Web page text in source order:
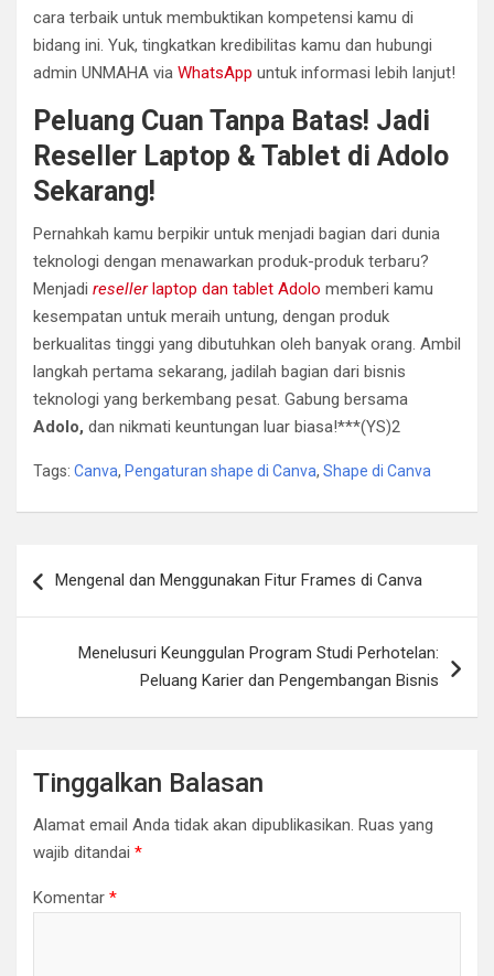
cara terbaik untuk membuktikan kompetensi kamu di
bidang ini. Yuk, tingkatkan kredibilitas kamu dan hubungi
admin UNMAHA via WhatsApp untuk informasi lebih lanjut!
Peluang Cuan Tanpa Batas! Jadi
Reseller Laptop & Tablet di Adolo
Sekarang!
Pernahkah kamu berpikir untuk menjadi bagian dari dunia
teknologi dengan menawarkan produk-produk terbaru?
Menjadi resellerlaptop dan tablet Adolo memberi kamu
kesempatan untuk meraih untung, dengan produk
berkualitas tinggi yang dibutuhkan oleh banyak orang. Ambil
langkah pertama sekarang, jadilah bagian dari bisnis
teknologi yang berkembang pesat. Gabung bersama
Adolo, dan nikmati keuntungan luar biasa!***(YS)2
Tags: Canva, Pengaturan shape di Canva, Shape di Canva
posMengenal dan Menggunakan Fitur Frames di Canva
Menelusuri Keunggulan Program Studi Perhotelan:
Peluang Karier dan Pengembangan Bisnis
Tinggalkan Balasan
Alamat email Anda tidak akan dipublikasikan. Ruas yang
wajib ditandai *
Komentar *